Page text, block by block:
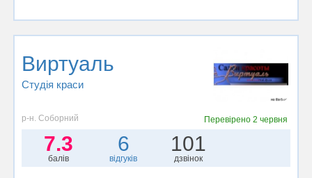
Виртуаль
Студія краси
р-н. Соборний Перевірено 2 червня
7.3
балів
6
відгуків
101
дзвінок